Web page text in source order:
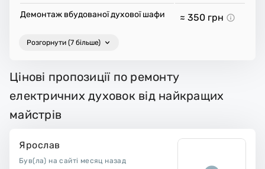
Демонтаж вбудованої духової шафи ≈ 350 грн
Розгорнути (7 більше)
Цінові пропозиції по ремонту
електричних духовок від найкращих
майстрів
Ярослав
Був(ла) на сайті месяц назад